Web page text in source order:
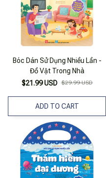
Bóc Dán Sử Dụng Nhiều Lần -
Đồ Vật Trong Nhà
$21.99 USD $29.99 USD
ADD TO CART